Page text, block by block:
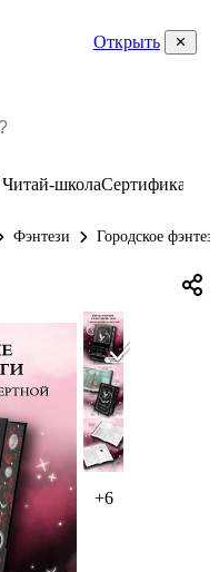
Открыть
Читай-школаСертификаты
Фэнтези Городское
+6